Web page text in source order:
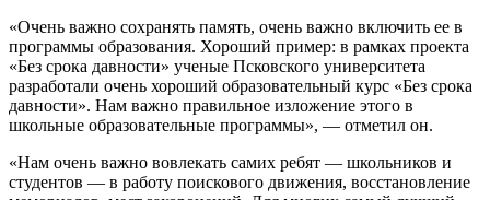
«Очень важно сохранять память, очень важно включить ее в
программы образования. Хороший пример: в рамках проекта
«Без срока давности» ученые Псковского университета
разработали очень хороший образовательный курс «Без срока
давности». Нам важно правильное изложение этого в
школьные образовательные программы», — отметил он.
«Нам очень важно вовлекать самих ребят — школьников и
студентов — в работу поискового движения, восстановление